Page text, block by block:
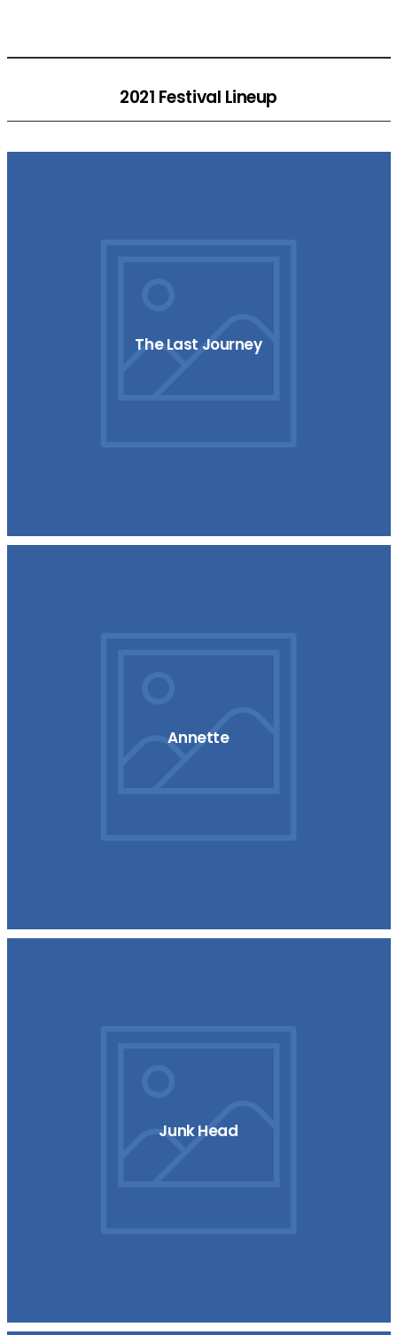
2021 Festival Lineup
The Last Journey
Annette
Junk Head